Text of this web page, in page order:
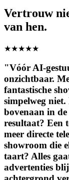
Vertrouw
van hen.
★★★★★
"Vóór AI-
onzichtbaar.
fantastische
simpelweg
bovenaan in
resultaat? Een
meer directe
showroom die
taart? Alles
advertenties